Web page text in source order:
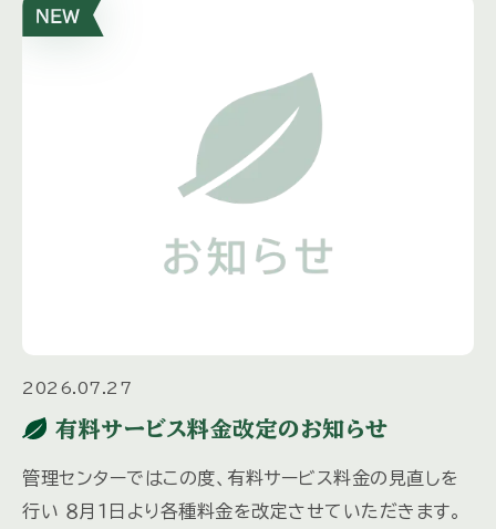
2026.07.27
有料サービス料金改定のお知らせ
管理センターではこの度、有料サービス料金の見直しを
行い ８月１日より各種料金を改定させていただきます。